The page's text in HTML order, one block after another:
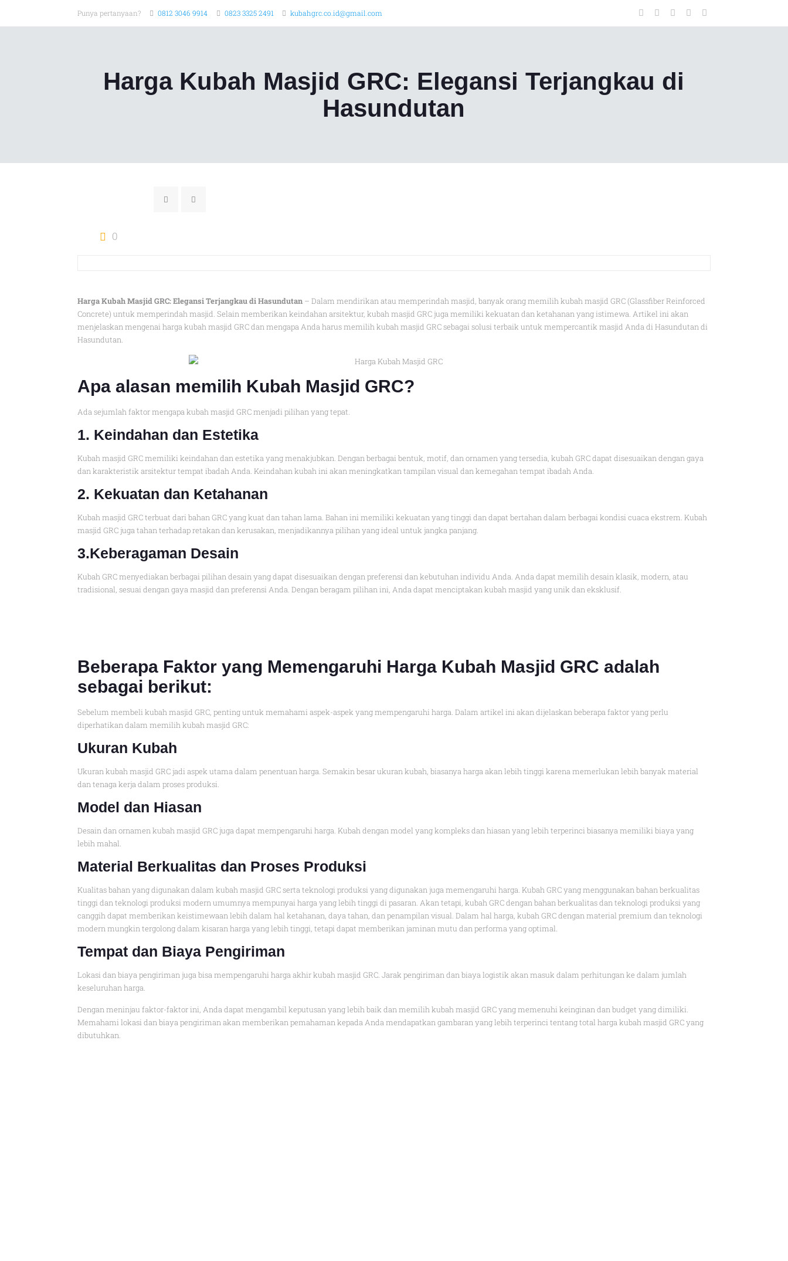
Punya pertanyaan? 0812 3046 9914 0823 3325 2491 kubahgrc.co.id@gmail.com
Harga Kubah Masjid GRC: Elegansi Terjangkau di
Hasundutan
0
Harga Kubah Masjid GRC: Elegansi Terjangkau di Hasundutan – Dalam mendirikan atau memperindah masjid, banyak orang memilih kubah masjid GRC (Glassfiber Reinforced
Concrete) untuk memperindah masjid. Selain memberikan keindahan arsitektur, kubah masjid GRC juga memiliki kekuatan dan ketahanan yang istimewa. Artikel ini akan
menjelaskan mengenai harga kubah masjid GRC dan mengapa Anda harus memilih kubah masjid GRC sebagai solusi terbaik untuk mempercantik masjid Anda di Hasundutan di
Hasundutan.
Apa alasan memilih Kubah Masjid GRC?
Ada sejumlah faktor mengapa kubah masjid GRC menjadi pilihan yang tepat.
1. Keindahan dan Estetika
Kubah masjid GRC memiliki keindahan dan estetika yang menakjubkan. Dengan berbagai bentuk, motif, dan ornamen yang tersedia, kubah GRC dapat disesuaikan dengan gaya
dan karakteristik arsitektur tempat ibadah Anda. Keindahan kubah ini akan meningkatkan tampilan visual dan kemegahan tempat ibadah Anda.
2. Kekuatan dan Ketahanan
Kubah masjid GRC terbuat dari bahan GRC yang kuat dan tahan lama. Bahan ini memiliki kekuatan yang tinggi dan dapat bertahan dalam berbagai kondisi cuaca ekstrem. Kubah
masjid GRC juga tahan terhadap retakan dan kerusakan, menjadikannya pilihan yang ideal untuk jangka panjang.
3.Keberagaman Desain
Kubah GRC menyediakan berbagai pilihan desain yang dapat disesuaikan dengan preferensi dan kebutuhan individu Anda. Anda dapat memilih desain klasik, modern, atau
tradisional, sesuai dengan gaya masjid dan preferensi Anda. Dengan beragam pilihan ini, Anda dapat menciptakan kubah masjid yang unik dan eksklusif.
Beberapa Faktor yang Memengaruhi Harga Kubah Masjid GRC adalah
sebagai berikut:
Sebelum membeli kubah masjid GRC, penting untuk memahami aspek-aspek yang mempengaruhi harga. Dalam artikel ini akan dijelaskan beberapa faktor yang perlu
diperhatikan dalam memilih kubah masjid GRC:
Ukuran Kubah
Ukuran kubah masjid GRC jadi aspek utama dalam penentuan harga. Semakin besar ukuran kubah, biasanya harga akan lebih tinggi karena memerlukan lebih banyak material
dan tenaga kerja dalam proses produksi.
Model dan Hiasan
Desain dan ornamen kubah masjid GRC juga dapat mempengaruhi harga. Kubah dengan model yang kompleks dan hiasan yang lebih terperinci biasanya memiliki biaya yang
lebih mahal.
Material Berkualitas dan Proses Produksi
Kualitas bahan yang digunakan dalam kubah masjid GRC serta teknologi produksi yang digunakan juga memengaruhi harga. Kubah GRC yang menggunakan bahan berkualitas
tinggi dan teknologi produksi modern umumnya mempunyai harga yang lebih tinggi di pasaran. Akan tetapi, kubah GRC dengan bahan berkualitas dan teknologi produksi yang
canggih dapat memberikan keistimewaan lebih dalam hal ketahanan, daya tahan, dan penampilan visual. Dalam hal harga, kubah GRC dengan material premium dan teknologi
modern mungkin tergolong dalam kisaran harga yang lebih tinggi, tetapi dapat memberikan jaminan mutu dan performa yang optimal.
Tempat dan Biaya Pengiriman
Lokasi dan biaya pengiriman juga bisa mempengaruhi harga akhir kubah masjid GRC. Jarak pengiriman dan biaya logistik akan masuk dalam perhitungan ke dalam jumlah
keseluruhan harga.
Dengan meninjau faktor-faktor ini, Anda dapat mengambil keputusan yang lebih baik dan memilih kubah masjid GRC yang memenuhi keinginan dan budget yang dimiliki.
Memahami lokasi dan biaya pengiriman akan memberikan pemahaman kepada Anda mendapatkan gambaran yang lebih terperinci tentang total harga kubah masjid GRC yang
dibutuhkan.